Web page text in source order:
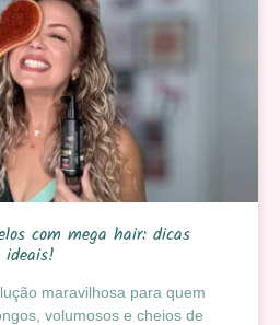
com mega hair: dicas
ideais!
maravilhosa para quem
volumosos e cheios de